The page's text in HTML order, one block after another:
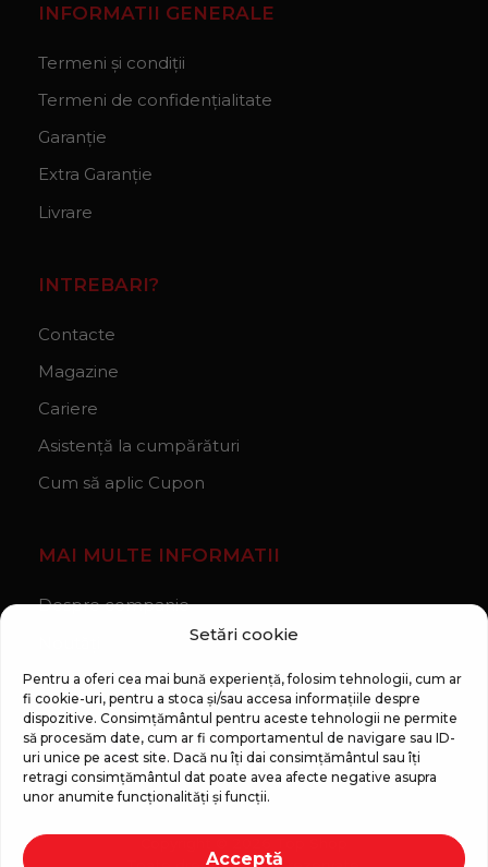
Setări cookie
Pentru a oferi cea mai bună experiență, folosim tehnologii, cum ar
fi cookie-uri, pentru a stoca și/sau accesa informațiile despre
dispozitive. Consimțământul pentru aceste tehnologii ne permite
să procesăm date, cum ar fi comportamentul de navigare sau ID-
uri unice pe acest site. Dacă nu îți dai consimțământul sau îți
retragi consimțământul dat poate avea afecte negative asupra
unor anumite funcționalități și funcții.
Acceptă
INFORMATII GENERALE
Termeni și condiții
Termeni de confidențialitate
Garanție
Extra Garanție
Livrare
INTREBARI?
Contacte
Magazine
Cariere
Asistență la cumpărături
Cum să aplic Cupon
MAI MULTE INFORMATII
Despre companie
Regulament Campanie „100 zile pana la vis”